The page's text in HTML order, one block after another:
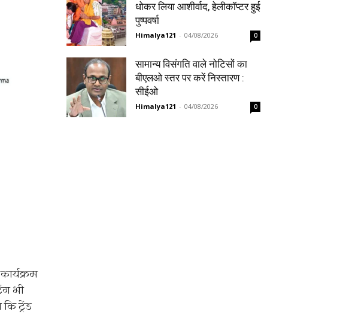
भी
ट्रेंड
धोकर लिया आशीर्वाद, हेलीकॉप्टर हुई
पुष्पवर्षा
Himalya121 - 04/08/2026 0
सामान्य विसंगति वाले नोटिसों का
बीएलओ स्तर पर करें निस्तारण :
सीईओ
Himalya121 - 04/08/2026 0